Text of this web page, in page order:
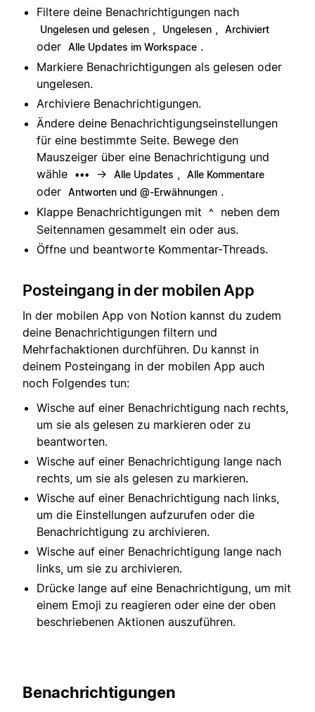
Filtere deine Benachrichtigungen nach
Ungelesen und gelesen Ungelesen Archiviert
oder Alle Updates im Workspace .
Markiere Benachrichtigungen als gelesen oder
ungelesen.
Archiviere Benachrichtigungen.
Ändere deine Benachrichtigungseinstellungen
für eine bestimmte Seite. Bewege den
Mauszeiger über eine Benachrichtigung und
wähle
••• → Alle Updates Alle Kommentare
oder Antworten und @-Erwähnungen .
Klappe Benachrichtigungen mit
^
neben dem
Seitennamen gesammelt ein oder aus.
Öffne und beantworte Kommentar-Threads.
Posteingang in der mobilen App
In der mobilen App von Notion kannst du zudem
deine Benachrichtigungen filtern und
Mehrfachaktionen durchführen. Du kannst in
deinem Posteingang in der mobilen App auch
noch Folgendes tun:
Wische auf einer Benachrichtigung nach rechts,
um sie als gelesen zu markieren oder zu
beantworten.
Wische auf einer Benachrichtigung lange nach
rechts, um sie als gelesen zu markieren.
Wische auf einer Benachrichtigung nach links,
um die Einstellungen aufzurufen oder die
Benachrichtigung zu archivieren.
Wische auf einer Benachrichtigung lange nach
links, um sie zu archivieren.
Drücke lange auf eine Benachrichtigung, um mit
einem Emoji zu reagieren oder eine der oben
beschriebenen Aktionen auszuführen.
Benachrichtigungen